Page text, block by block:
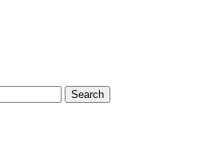
Search